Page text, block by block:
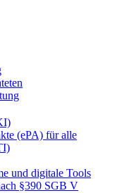
(ePA) für alle
und digitale Tools
§390 SGB V